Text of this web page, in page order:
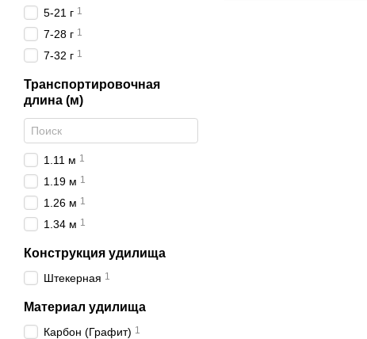
5-21 г 1
7-28 г 1
7-32 г 1
Транспортировочная
длина (м)
1.11 м 1
1.19 м 1
1.26 м 1
1.34 м 1
Конструкция удилища
Штекерная 1
Материал удилища
Карбон (Графит) 1